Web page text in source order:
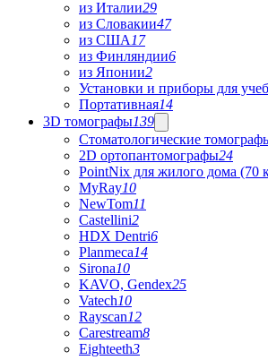
из Италии29
из Словакии47
из США 17
из Финляндии6
из Японии2
Установки и приборы для
Портативная14
3D томографы139
Стоматологические
2D ортопантомографы24
PointNix для жилого дома (70
MyRay10
NewTom11
Castellini2
HDX Dentri6
Planmeca14
Sirona10
KAVO, Gendex25
Vatech10
Rayscan12
Carestream8
Eighteeth3